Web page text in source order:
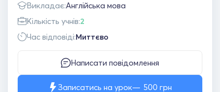
Викладає:Англійська мова
Кількість учнів:2
Час відповіді:Миттєво
Написати повідомлення
Записатись на урок 500 грн